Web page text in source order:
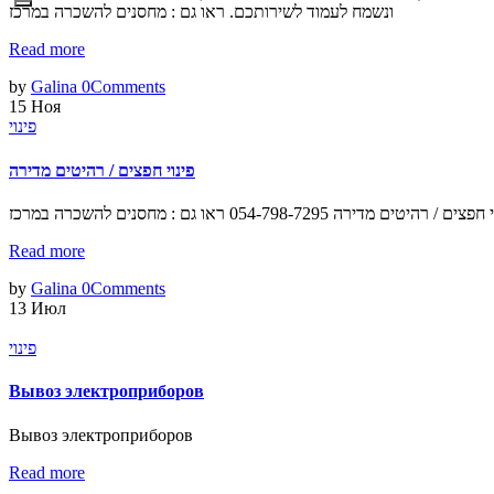
ונשמח לעמוד לשירותכם. ראו גם : מחסנים להשכרה במרכז
Read more
by Galina 0Comments
15 Ноя
פינוי
פינוי חפצים / רהיטים מדירה
/ רהיטים מדירה 054-798-7295 ראו גם : מחסנים להשכרה במרכז
Read more
by Galina 0Comments
13 Июл
פינוי
Вывоз электроприборов
Вывоз электроприборов
Read more